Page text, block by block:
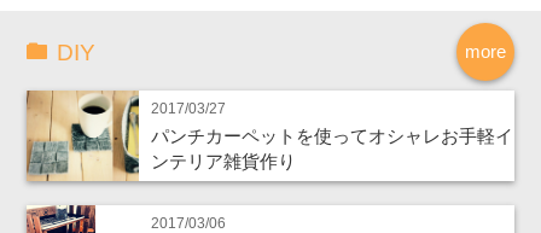
more
DIY
2017/03/27
パンチカーペットを使ってオシャレお手軽イ
ンテリア雑貨作り
2017/03/06